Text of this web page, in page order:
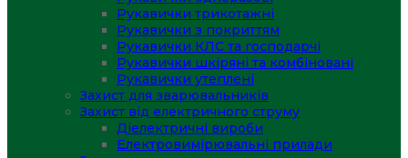
Рукавички трикотажні
Рукавички з покриттям
Рукавички КЛС та господарчі
Рукавички шкіряні та комбіновані
Рукавички утеплені
Захист для зварювальників
Захист від електричного струму
Діелектричні вироби
Електровимірювальні прилади